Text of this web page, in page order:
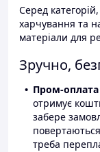
Серед
харчування та
матеріали для
Зручно,
Пром-оплата
отримує
забере
треба